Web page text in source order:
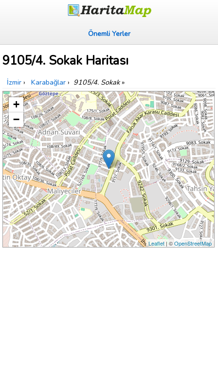
Önemli Yerler
9105/4. Sokak Haritası
İzmir › Karabağlar › 9105/4. Sokak»
+
−
Leaflet| ©OpenStreetMap